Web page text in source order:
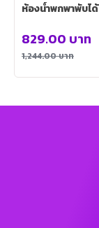
ห้องน้ำพกพาพับไ
1,244.00บาท
829.00 บาท